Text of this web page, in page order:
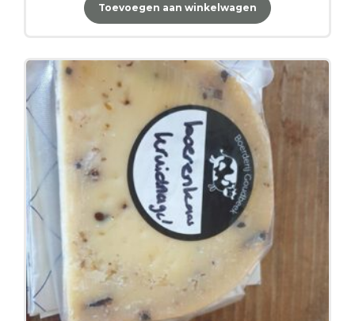
Toevoegen aan winkelwagen